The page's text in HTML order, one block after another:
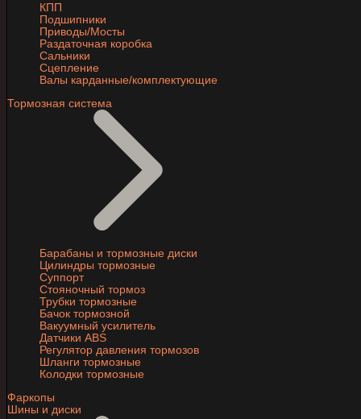
КПП
Подшипники
Приводы/Мосты
Раздаточная коробка
Сальники
Сцепление
Валы карданные/комплектующие
Тормозная система
Барабаны и тормозные диски
Цилиндры тормозные
Суппорт
Стояночный тормоз
Трубки тормозные
Бачок тормозной
Вакуумный усилитель
Датчики ABS
Регулятор давления тормозов
Шланги тормозные
Колодки тормозные
Фаркопы
Шины и диски